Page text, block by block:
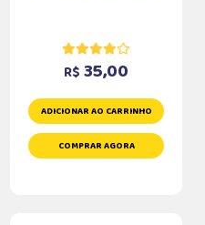
R$ 35,00
ADICIONAR AO CARRINHO
COMPRAR AGORA